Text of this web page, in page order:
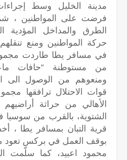
مدينة الخليل وسط
فرضت على المواطنين ،
الطرق والمداخل المؤدية
حركة المواطنين ومنع
في مسافر يطا طاردت
من مستوطنة “حافات
ومنعوهم من الوصول الى
قوات الاحتلال ترافقها
الأهالي من حراثة أراضيهم
الشتوية، بالقرب من
قرية التبان بمسافر يطا ،
بوقف العمل في بركس تعود
محمود اعبيد، كما سلّمت